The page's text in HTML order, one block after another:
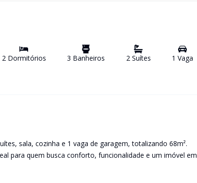
2Dormitórios 3 Banheiros 2Suítes 1 Vaga
sala, cozinha e 1 vaga de garagem, totalizando 68m².
para quem busca conforto, funcionalidade e um imóvel em